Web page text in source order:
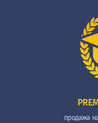
продажа